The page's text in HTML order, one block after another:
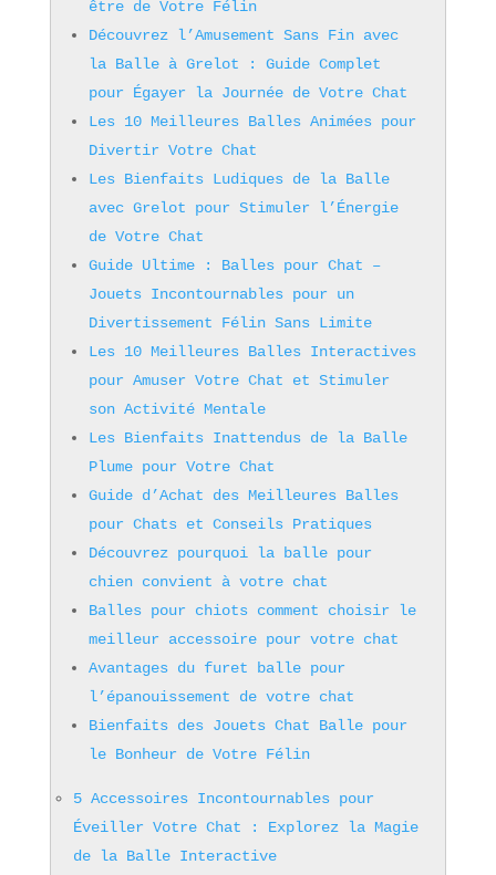
être de Votre Félin
Découvrez l’Amusement Sans Fin avec
la Balle à Grelot : Guide Complet
pour Égayer la Journée de Votre Chat
Les 10 Meilleures Balles Animées pour
Divertir Votre Chat
Les Bienfaits Ludiques de la Balle
avec Grelot pour Stimuler l’Énergie
de Votre Chat
Guide Ultime : Balles pour Chat –
Jouets Incontournables pour un
Divertissement Félin Sans Limite
Les 10 Meilleures Balles Interactives
pour Amuser Votre Chat et Stimuler
son Activité Mentale
Les Bienfaits Inattendus de la Balle
Plume pour Votre Chat
Guide d’Achat des Meilleures Balles
pour Chats et Conseils Pratiques
Découvrez pourquoi la balle pour
chien convient à votre chat
Balles pour chiots comment choisir le
meilleur accessoire pour votre chat
Avantages du furet balle pour
l’épanouissement de votre chat
Bienfaits des Jouets Chat Balle pour
le Bonheur de Votre Félin
5 Accessoires Incontournables pour
Éveiller Votre Chat : Explorez la Magie
de la Balle Interactive